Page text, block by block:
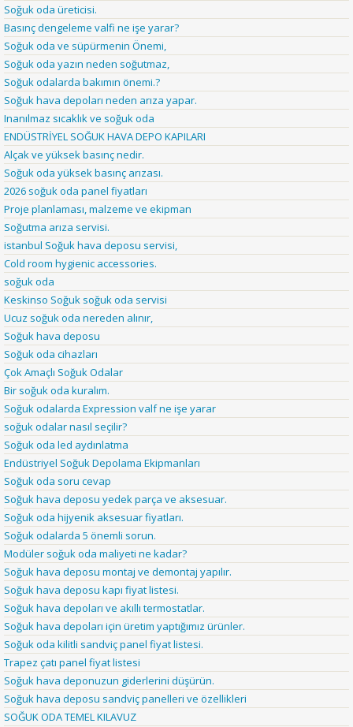
Soğuk oda üreticisi.
Basınç dengeleme valfi ne işe yarar?
Soğuk oda ve süpürmenin Önemi,
Soğuk oda yazın neden soğutmaz,
Soğuk odalarda bakımın önemi.?
Soğuk hava depoları neden arıza yapar.
Inanılmaz sıcaklık ve soğuk oda
ENDÜSTRİYEL SOĞUK HAVA DEPO KAPILARI
Alçak ve yüksek basınç nedir.
Soğuk oda yüksek basınç arızası.
2026 soğuk oda panel fiyatları
Proje planlaması, malzeme ve ekipman
Soğutma arıza servisi.
istanbul Soğuk hava deposu servisi,
Cold room hygienic accessories.
soğuk oda
Keskinso Soğuk soğuk oda servisi
Ucuz soğuk oda nereden alınır,
Soğuk hava deposu
Soğuk oda cihazları
Çok Amaçlı Soğuk Odalar
Bir soğuk oda kuralım.
Soğuk odalarda Expression valf ne işe yarar
soğuk odalar nasıl seçilir?
Soğuk oda led aydınlatma
Endüstriyel Soğuk Depolama Ekipmanları
Soğuk oda soru cevap
Soğuk hava deposu yedek parça ve aksesuar.
Soğuk oda hijyenik aksesuar fiyatları.
Soğuk odalarda 5 önemli sorun.
Modüler soğuk oda maliyeti ne kadar?
Soğuk hava deposu montaj ve demontaj yapılır.
Soğuk hava deposu kapı fiyat listesi.
Soğuk hava depoları ve akıllı termostatlar.
Soğuk hava depoları için üretim yaptığımız ürünler.
Soğuk oda kilitli sandviç panel fiyat listesi.
Trapez çatı panel fiyat listesi
Soğuk hava deponuzun giderlerini düşürün.
Soğuk hava deposu sandviç panelleri ve özellikleri
SOĞUK ODA TEMEL KILAVUZ